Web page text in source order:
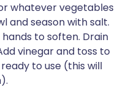
whatever vegetables
and season with salt.
to soften. Drain
vinegar and toss to
to use (this will